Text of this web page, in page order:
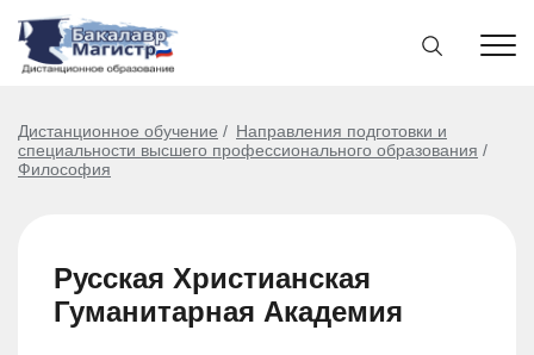
Дистанционное обучение
Направления подготовки и
специальности высшего профессионального образования
Философия
Русская Христианская
Гуманитарная Академия